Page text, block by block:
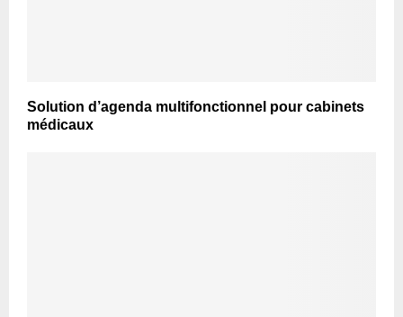
Solution d’agenda multifonctionnel pour cabinets
médicaux